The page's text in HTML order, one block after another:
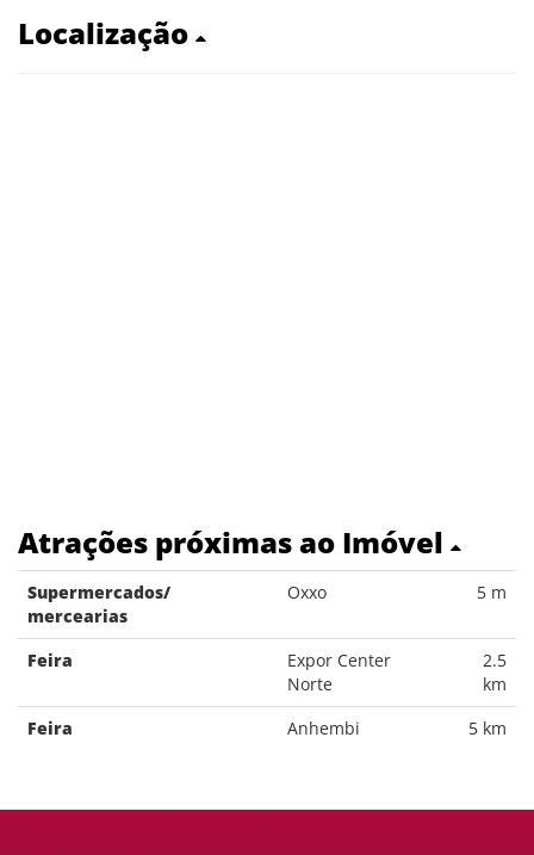
Localização
Atrações próximas ao Imóvel
Supermercados/
mercearias
Oxxo 5 m
Feira
Expor Center
Norte
2.5
km
Feira
Anhembi 5 km